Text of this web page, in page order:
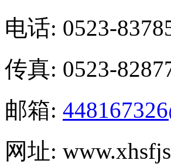
电话: 0523-
传真: 0523-
邮箱:
网址: